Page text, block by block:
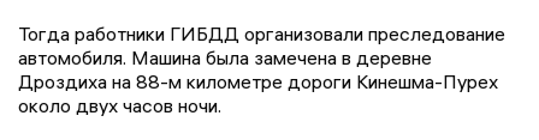
Тогда работники ГИБДД организовали преследование
автомобиля. Машина была замечена в деревне
Дроздиха на 88-м километре дороги Кинешма-Пурех
около двух часов ночи.